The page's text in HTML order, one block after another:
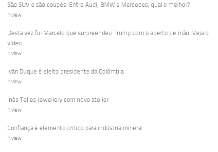
São SUV e são coupés. Entre Audi, BMW e Mercedes, qual o melhor?
1 view
Desta vez foi Marcelo que surpreendeu Trump com o aperto de mão. Veja o
vídeo
1 view
Iván Duque é eleito presidente da Colômbia
1 view
Inês Telles Jewellery com novo atelier
1 view
Confiança é elemento crítico para indústria mineral
1 view